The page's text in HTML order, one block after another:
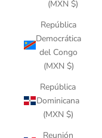
(MXN $)
República
Democrática
del Congo
(MXN $)
República
Dominicana
(MXN $)
Reunión